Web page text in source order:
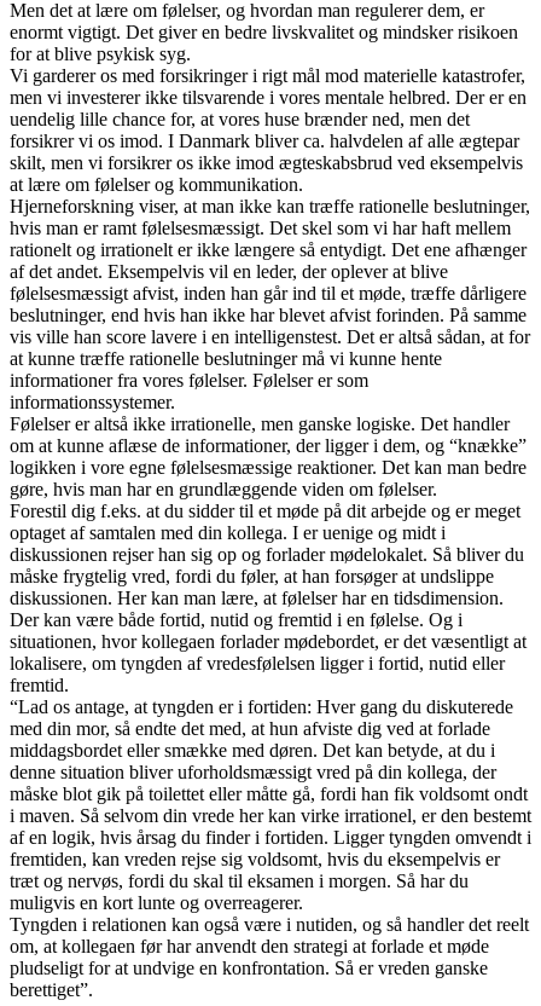
Men det at lære om følelser, og hvordan man regulerer dem, er
enormt vigtigt. Det giver en bedre livskvalitet og mindsker risikoen
for at blive psykisk syg.
Vi garderer os med forsikringer i rigt mål mod materielle katastrofer,
men vi investerer ikke tilsvarende i vores mentale helbred. Der er en
uendelig lille chance for, at vores huse brænder ned, men det
forsikrer vi os imod. I Danmark bliver ca. halvdelen af alle ægtepar
skilt, men vi forsikrer os ikke imod ægteskabsbrud ved eksempelvis
at lære om følelser og kommunikation.
Hjerneforskning viser, at man ikke kan træffe rationelle beslutninger,
hvis man er ramt følelsesmæssigt. Det skel som vi har haft mellem
rationelt og irrationelt er ikke længere så entydigt. Det ene afhænger
af det andet. Eksempelvis vil en leder, der oplever at blive
følelsesmæssigt afvist, inden han går ind til et møde, træffe dårligere
beslutninger, end hvis han ikke har blevet afvist forinden. På samme
vis ville han score lavere i en intelligenstest. Det er altså sådan, at for
at kunne træffe rationelle beslutninger må vi kunne hente
informationer fra vores følelser. Følelser er som
informationssystemer.
Følelser er altså ikke irrationelle, men ganske logiske. Det handler
om at kunne aflæse de informationer, der ligger i dem, og “knække”
logikken i vore egne følelsesmæssige reaktioner. Det kan man bedre
gøre, hvis man har en grundlæggende viden om følelser.
Forestil dig f.eks. at du sidder til et møde på dit arbejde og er meget
optaget af samtalen med din kollega. I er uenige og midt i
diskussionen rejser han sig op og forlader mødelokalet. Så bliver du
måske frygtelig vred, fordi du føler, at han forsøger at undslippe
diskussionen. Her kan man lære, at følelser har en tidsdimension.
Der kan være både fortid, nutid og fremtid i en følelse. Og i
situationen, hvor kollegaen forlader mødebordet, er det væsentligt at
lokalisere, om tyngden af vredesfølelsen ligger i fortid, nutid eller
fremtid.
“Lad os antage, at tyngden er i fortiden: Hver gang du diskuterede
med din mor, så endte det med, at hun afviste dig ved at forlade
middagsbordet eller smække med døren. Det kan betyde, at du i
denne situation bliver uforholdsmæssigt vred på din kollega, der
måske blot gik på toilettet eller måtte gå, fordi han fik voldsomt ondt
i maven. Så selvom din vrede her kan virke irrationel, er den bestemt
af en logik, hvis årsag du finder i fortiden. Ligger tyngden omvendt i
fremtiden, kan vreden rejse sig voldsomt, hvis du eksempelvis er
træt og nervøs, fordi du skal til eksamen i morgen. Så har du
muligvis en kort lunte og overreagerer.
Tyngden i relationen kan også være i nutiden, og så handler det reelt
om, at kollegaen før har anvendt den strategi at forlade et møde
pludseligt for at undvige en konfrontation. Så er vreden ganske
berettiget”.